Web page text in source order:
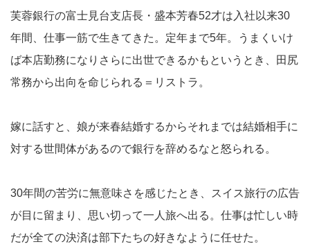
芙蓉銀行の富士見台支店長・盛本芳春52才は入社以来30
年間、仕事一筋で生きてきた。定年まで5年。うまくいけ
ば本店勤務になりさらに出世できるかもというとき、田尻
常務から出向を命じられる＝リストラ。
嫁に話すと、娘が来春結婚するからそれまでは結婚相手に
対する世間体があるので銀行を辞めるなと怒られる。
30年間の苦労に無意味さを感じたとき、スイス旅行の広告
が目に留まり、思い切って一人旅へ出る。仕事は忙しい時
だが全ての決済は部下たちの好きなように任せた。